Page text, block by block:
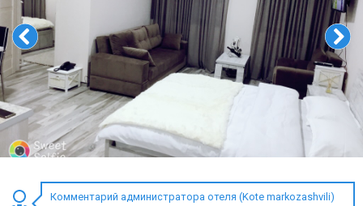
Комментарий администратора отеля (Kote markozashvili)
Ски-сервис
Дети в Гудаури
Развлечения
Календарь событий
Телеграм-канал